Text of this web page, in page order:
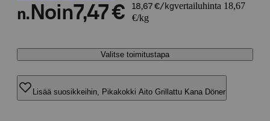
n. Noin7,47 € 18,67 €/kgvertailuhinta 18,67
€/kg
Valitse toimitustapa
Lisää suosikkeihin, Pikakokki Aito Grillattu Kana Döner